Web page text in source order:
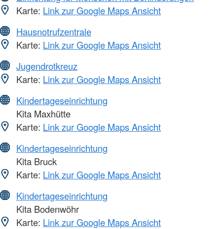
Karte: Link zur Google Maps Ansicht
Hausnotrufzentrale
Karte: Link zur Google Maps Ansicht
Jugendrotkreuz
Karte: Link zur Google Maps Ansicht
Kindertageseinrichtung
Kita Maxhütte
Karte: Link zur Google Maps Ansicht
Kindertageseinrichtung
Kita Bruck
Karte: Link zur Google Maps Ansicht
Kindertageseinrichtung
Kita Bodenwöhr
Karte: Link zur Google Maps Ansicht